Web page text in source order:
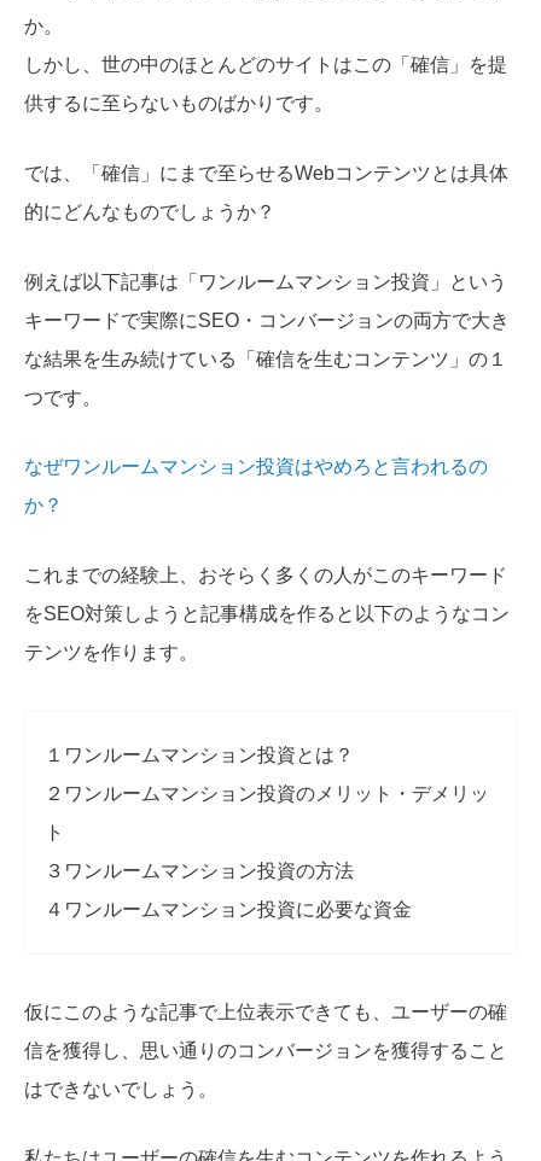
か。
しかし、世の中のほとんどのサイトはこの「確信」を提
供するに至らないものばかりです。
では、「確信」にまで至らせるWebコンテンツとは具体
的にどんなものでしょうか？
例えば以下記事は「ワンルームマンション投資」という
キーワードで実際にSEO・コンバージョンの両方で大き
な結果を生み続けている「確信を生むコンテンツ」の１
つです。
なぜワンルームマンション投資はやめろと言われるの
か？
これまでの経験上、おそらく多くの人がこのキーワード
をSEO対策しようと記事構成を作ると以下のようなコン
テンツを作ります。
１ワンルームマンション投資とは？
２ワンルームマンション投資のメリット・デメリッ
ト
３ワンルームマンション投資の方法
４ワンルームマンション投資に必要な資金
仮にこのような記事で上位表示できても、ユーザーの確
信を獲得し、思い通りのコンバージョンを獲得すること
はできないでしょう。